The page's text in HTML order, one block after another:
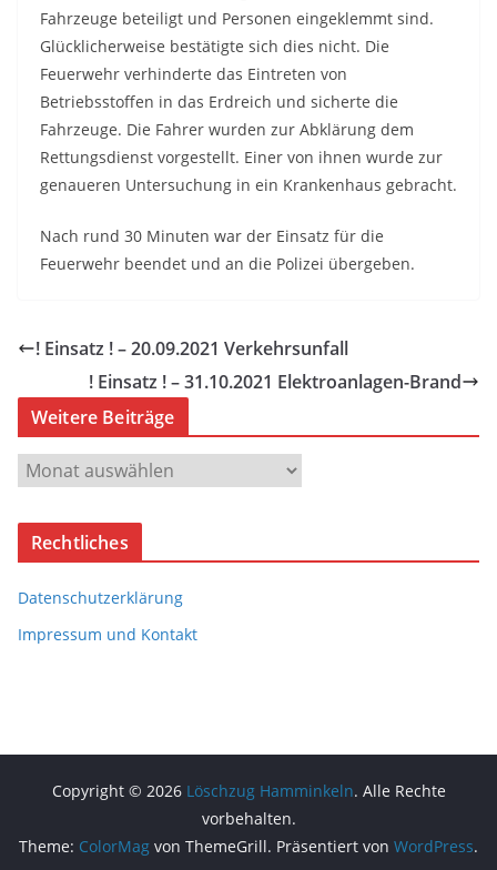
Fahrzeuge beteiligt und Personen eingeklemmt sind.
Glücklicherweise bestätigte sich dies nicht. Die
Feuerwehr verhinderte das Eintreten von
Betriebsstoffen in das Erdreich und sicherte die
Fahrzeuge. Die Fahrer wurden zur Abklärung dem
Rettungsdienst vorgestellt. Einer von ihnen wurde zur
genaueren Untersuchung in ein Krankenhaus gebracht.
Nach rund 30 Minuten war der Einsatz für die
Feuerwehr beendet und an die Polizei übergeben.
! Einsatz ! – 20.09.2021 Verkehrsunfall
! Einsatz ! – 31.10.2021 Elektroanlagen-Brand
Weitere Beiträge
W
e
i
r
e
e
Rechtliches
Datenschutzerklärung
Impressum und Kontakt
Copyright © 2026 Löschzug Hamminkeln. Alle Rechte
vorbehalten.
Theme: ColorMag von ThemeGrill. Präsentiert von WordPress.